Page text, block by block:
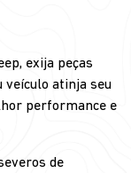
exija peças
veículo atinja seu
performance e
de